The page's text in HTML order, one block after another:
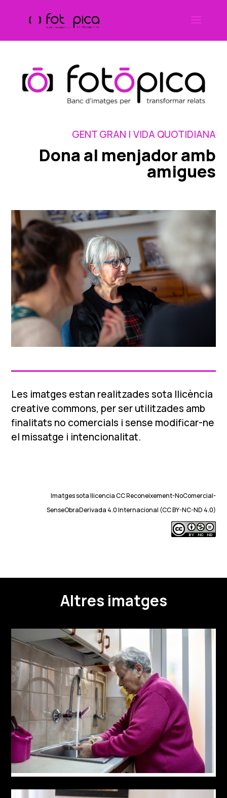
GENT GRAN | VIDA QUOTIDIANA
Dona al menjador amb
amigues
Les imatges estan realitzades sota llicència
creative commons, per ser utilitzades amb
finalitats no comercials i sense modificar-ne
el missatge i intencionalitat.
Imatges sota llicencia CC Reconeixement-NoComercial-
SenseObraDerivada 4.0 Internacional (CC BY-NC-ND 4.0)
Altres imatges